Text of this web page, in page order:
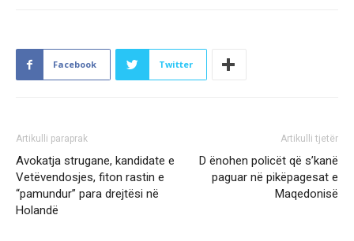
Facebook Twitter
Artikulli paraprak
Avokatja strugane, kandidate e
Vetëvendosjes, fiton rastin e
“pamundur” para drejtësi në
Holandë
Artikulli tjetër
D ënohen policët që s’kanë
paguar në pikëpagesat e
Maqedonisë